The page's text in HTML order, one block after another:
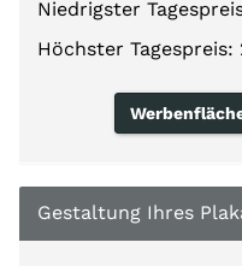
Niedrigster
Höchster Tagespreis:
Gestaltung Ihres